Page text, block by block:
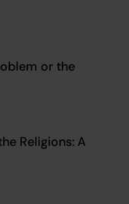
or the
Religions: A